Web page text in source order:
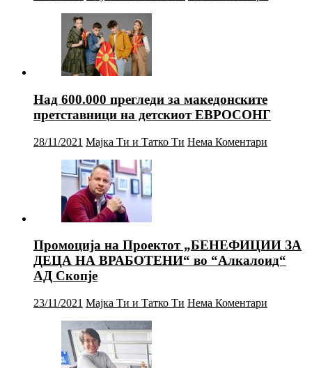
Над 600.000 прегледи за македонските
претставници на детскиот ЕВРОСОНГ
28/11/2021 Мајка Ти и Татко Ти Нема Коментари
Промоција на Проектот „БЕНЕФИЦИИ ЗА
ДЕЦА НА ВРАБОТЕНИ“ во “Алкалоид“
АД Скопје
23/11/2021 Мајка Ти и Татко Ти Нема Коментари